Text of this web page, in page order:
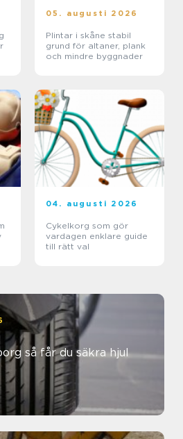
05. augusti 2026
Plintar i skåne stabil
grund för altaner, plank
och mindre byggnader
04. augusti 2026
Cykelkorg som gör
vardagen enklare guide
till rätt val
hjul